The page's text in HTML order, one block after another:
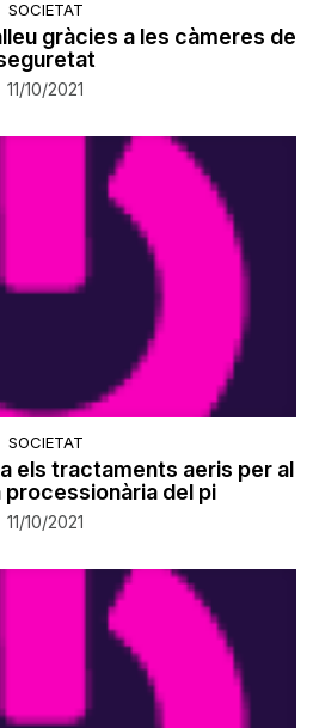
SOCIETAT
gràcies a les càmeres de
11/10/2021
SOCIETAT
els tractaments aeris per al
processionària del pi
11/10/2021